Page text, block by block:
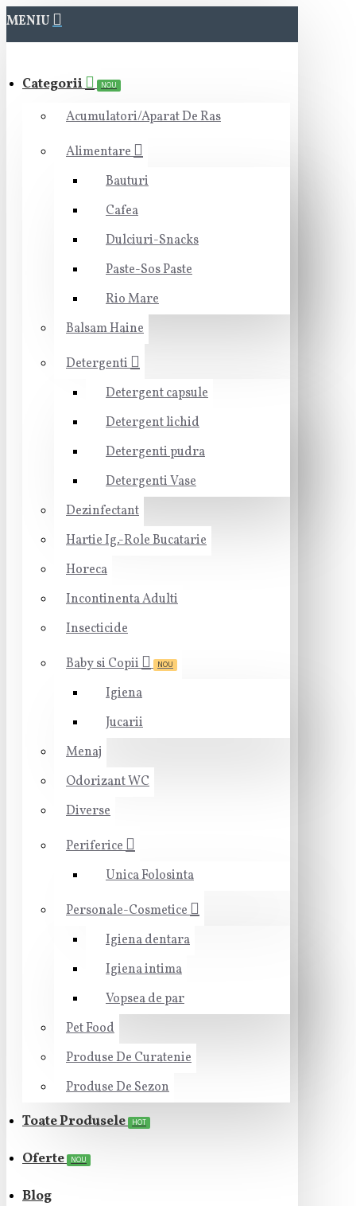
MENIU
Categorii NOU
Acumulatori/Aparat De Ras
Alimentare
Bauturi
Cafea
Dulciuri-Snacks
Paste-Sos Paste
Rio Mare
Balsam Haine
Detergenti
Detergent capsule
Detergent lichid
Detergenti pudra
Detergenti Vase
Dezinfectant
Hartie Ig.-Role Bucatarie
Horeca
Incontinenta Adulti
Insecticide
Baby si Copii
NOU
Igiena
Jucarii
Menaj
Odorizant WC
Diverse
Periferice
Unica Folosinta
Personale-Cosmetice
Igiena dentara
Igiena intima
Vopsea de par
Pet Food
Produse De Curatenie
Produse De Sezon
Toate Produsele HOT
Oferte NOU
Blog